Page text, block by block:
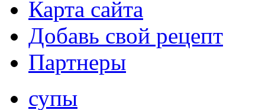
Карта сайта
Добавь свой рецепт
Партнеры
супы